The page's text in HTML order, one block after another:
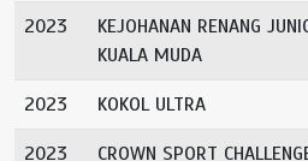
2023
KEJOHANAN RENANG
KUALA MUDA
2023 KOKOL ULTRA
2023 CROWN SPORT